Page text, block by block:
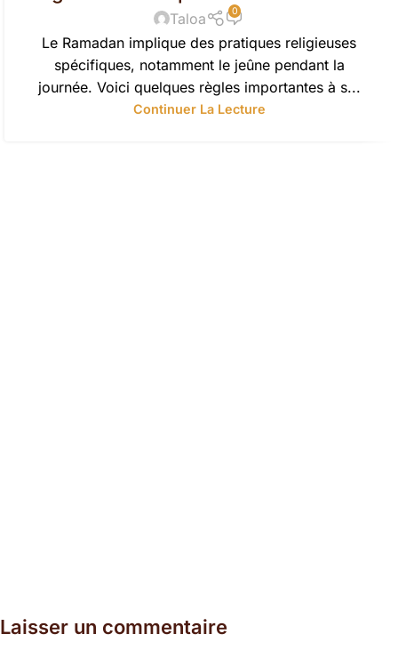
Taloa 0
Le Ramadan implique des pratiques religieuses
spécifiques, notamment le jeûne pendant la
journée. Voici quelques règles importantes à s...
Continuer La Lecture
Laisser un commentaire